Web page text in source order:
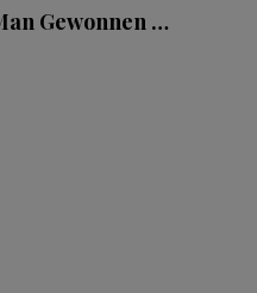
Gewonnen …